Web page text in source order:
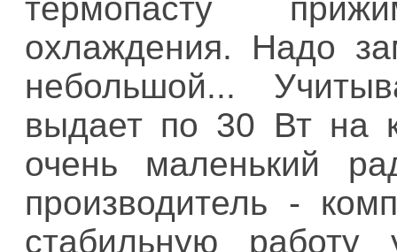
термопасту
охлаждения. Надо
небольшой...
выдает по 30 Вт на
очень маленький
производитель -
стабильную